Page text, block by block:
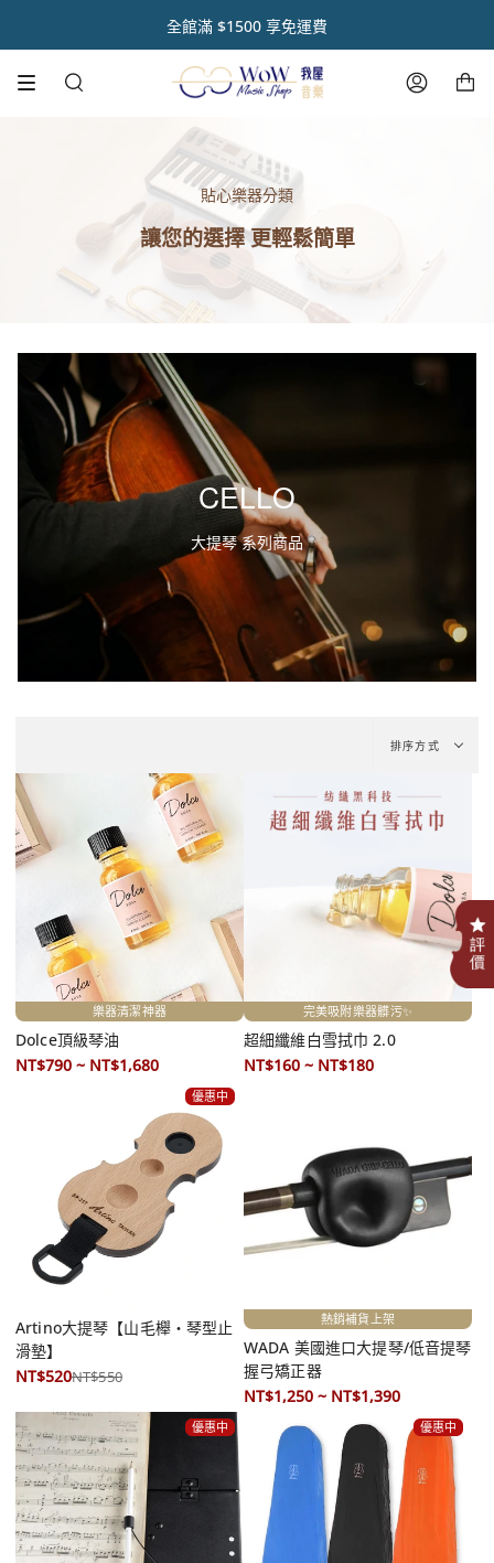
初 秋 樂 器 閃 耀 祭 🌿【 全 館 滿 千 享 𝟵 折 】
全館滿 $1500 享免運費
熱銷商品✨ 魔鏡樂器拋光膏🪞
音樂人送禮首選【禮盒優惠套組 🎁】
註冊官網會員 【領取點數1000點】🌟
搜
帳
貼心樂器分類
讓您的選擇 更輕鬆簡單
CELLO
大提琴 系列商品
排
序
方
式
排序方式
樂器清潔神器
Dolce頂級琴油
NT$790 ~ NT$1,680
完美吸附樂器髒污✨
超細纖維白雪拭巾 2.0
NT$160 ~ NT$180
優惠中
Artino大提琴【山毛櫸・琴型止
滑墊】
NT$520NT$550
熱銷補貨上架
WADA 美國進口大提琴/低音提琴
握弓矯正器
NT$1,250 ~ NT$1,390
優惠中 優惠中